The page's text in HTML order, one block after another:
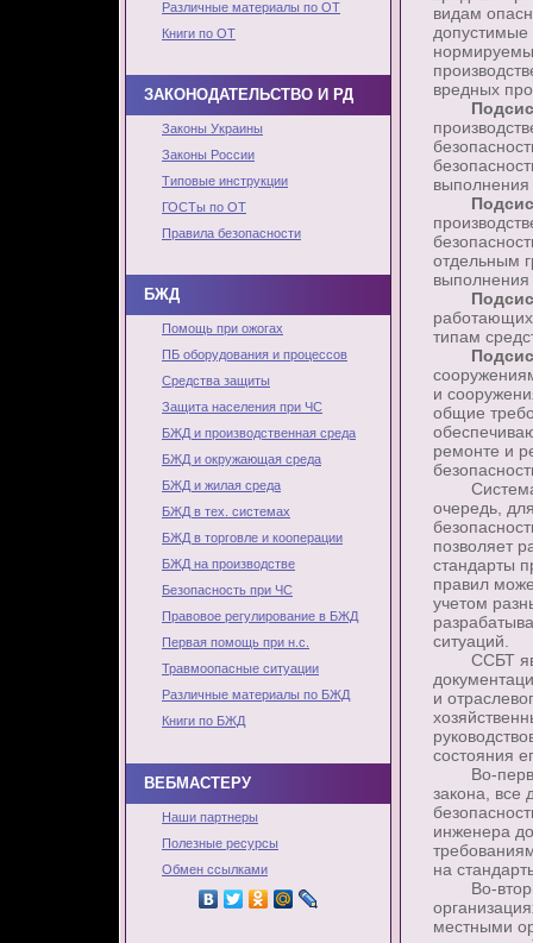
видам
допустимые
вредных
выполнения
отдельным
выполнения
типам
и
общие
ремонте и
Система
очередь,
позволяет
стандарты
правил
учетом
ситуаций.
ССБТ
и
состояния
Во-
закона, все
инженера
на
Во-
местными
Различные материалы по ОТ
Книги по ОТ
ЗАКОНОДАТЕЛЬСТВО И РД
Законы Украины
Законы России
Типовые инструкции
ГОСТы по ОТ
Правила безопасности
БЖД
Помощь при ожогах
ПБ оборудования и процессов
Средства защиты
Защита населения при ЧС
БЖД и производственная среда
БЖД и окружающая среда
БЖД и жилая среда
БЖД в тех. системах
БЖД в торговле и кооперации
БЖД на производстве
Безопасность при ЧС
Правовое регулирование в БЖД
Первая помощь при н.с.
Травмоопасные ситуации
Различные материалы по БЖД
Книги по БЖД
ВЕБМАСТЕРУ
Наши партнеры
Полезные ресурсы
Обмен ссылками